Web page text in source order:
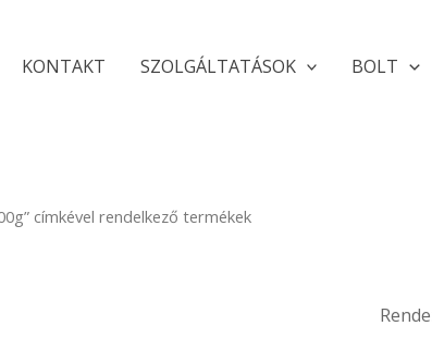
KONTAKT SZOLGÁLTATÁSOK BOLT
címkével rendelkező termékek